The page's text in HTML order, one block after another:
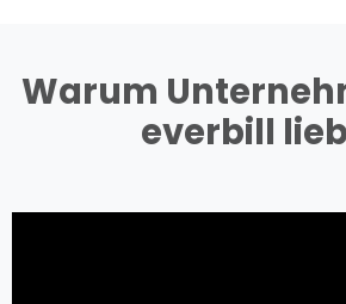
Warum
everbill